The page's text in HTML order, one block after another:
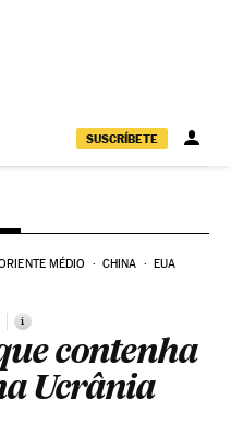
SUSCRÍBETE
MÉDIO CHINA EUA
i
contenha
Ucrânia